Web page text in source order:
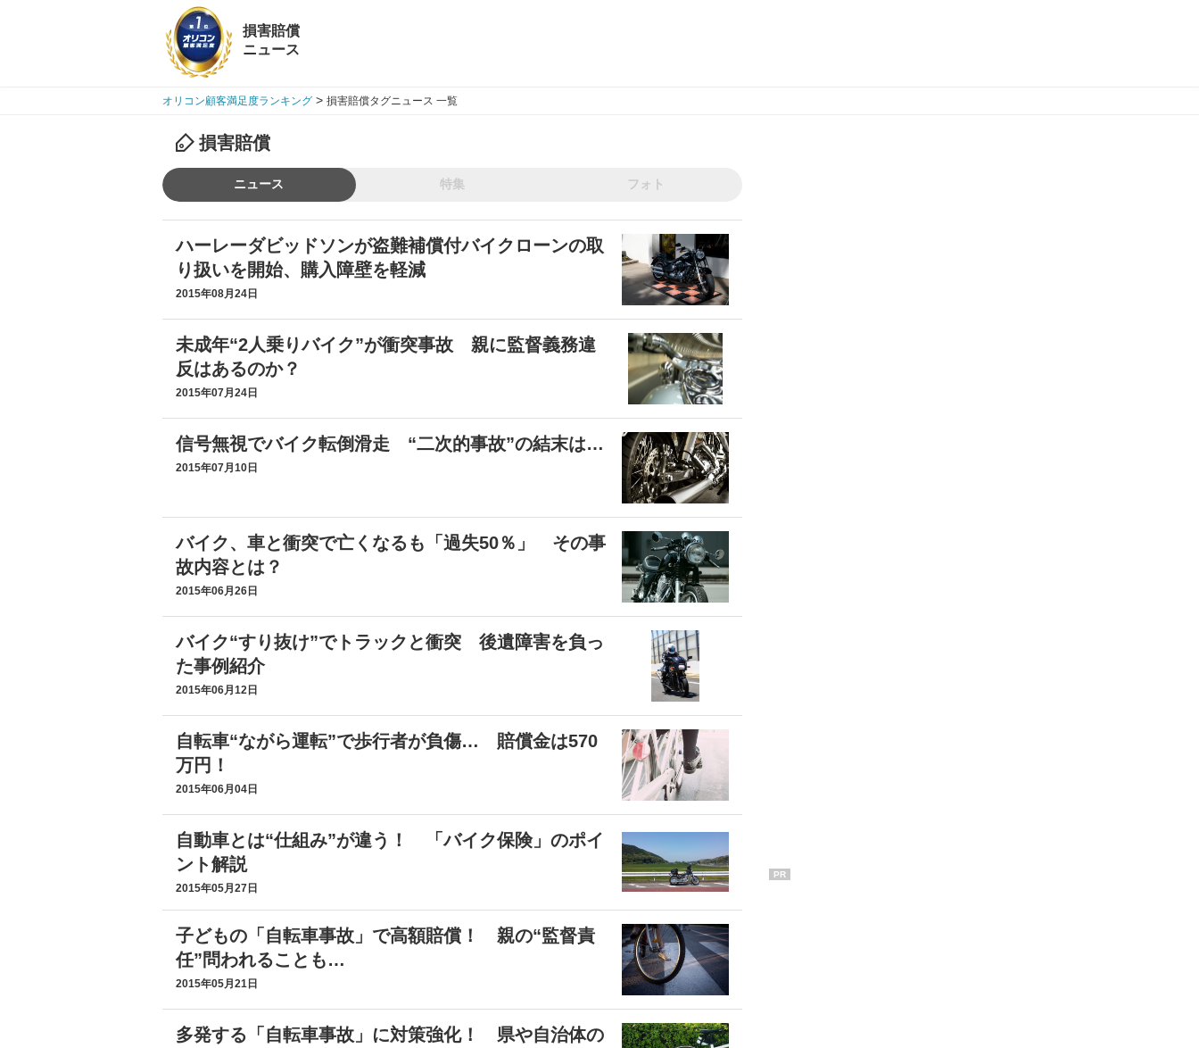
損害賠償
ニュース
オリコン顧客満足度ランキング > 損害賠償タグニュース 一覧
損害賠償
ニュース 特集 フォト
ハーレーダビッドソンが盗難補償付バイクローンの取
り扱いを開始、購入障壁を軽減
2015年08月24日
未成年“2人乗りバイク”が衝突事故 親に監督義務違
反はあるのか？
2015年07月24日
信号無視でバイク転倒滑走 “二次的事故”の結末は…
2015年07月10日
バイク、車と衝突で亡くなるも「過失50％」 その事
故内容とは？
2015年06月26日
バイク“すり抜け”でトラックと衝突 後遺障害を負っ
た事例紹介
2015年06月12日
自転車“ながら運転”で歩行者が負傷… 賠償金は570
万円！
2015年06月04日
自動車とは“仕組み”が違う！ 「バイク保険」のポイ
ント解説
2015年05月27日
子どもの「自転車事故」で高額賠償！ 親の“監督責
任”問われることも…
2015年05月21日
多発する「自転車事故」に対策強化！ 県や自治体の
PR